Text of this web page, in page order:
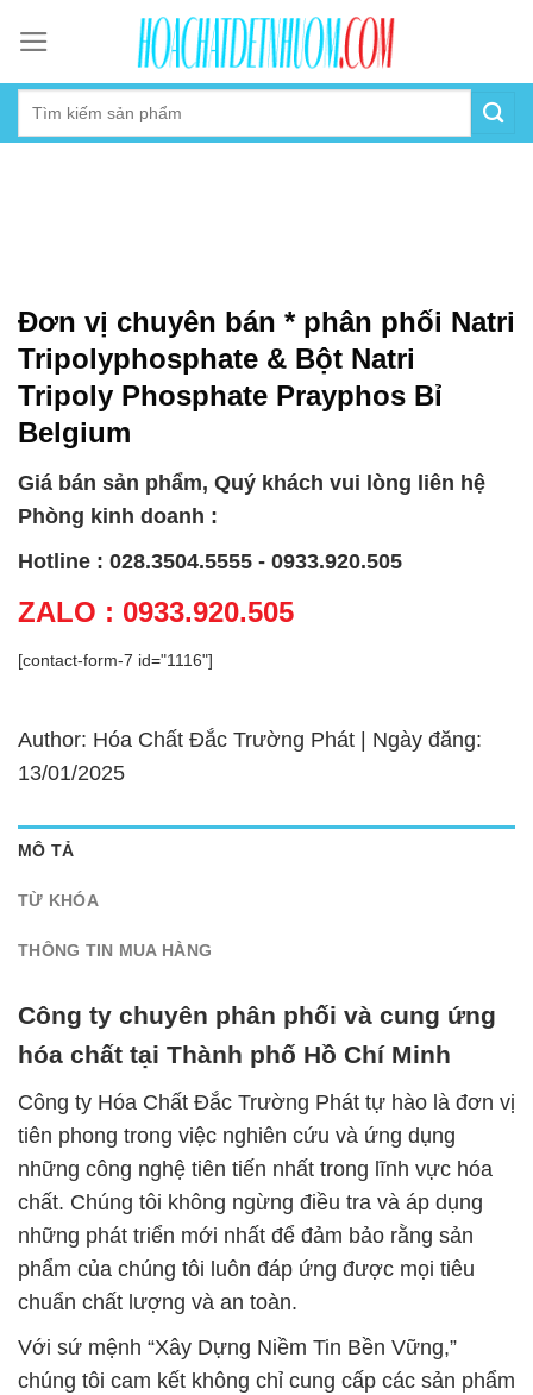
content
Đơn vị chuyên bán * phân phối Natri
Tripolyphosphate & Bột Natri
Tripoly Phosphate Prayphos Bỉ
Belgium
Giá bán sản phẩm, Quý khách vui lòng liên hệ
Phòng kinh doanh :
Hotline : 028.3504.5555 - 0933.920.505
ZALO : 0933.920.505
[contact-form-7 id="1116"]
Author: Hóa Chất Đắc Trường Phát | Ngày đăng:
13/01/2025
MÔ TẢ
TỪ KHÓA
THÔNG TIN MUA HÀNG
Công ty chuyên phân phối và cung ứng
hóa chất tại Thành phố Hồ Chí Minh
Công ty Hóa Chất Đắc Trường Phát tự hào là đơn vị
tiên phong trong việc nghiên cứu và ứng dụng
những công nghệ tiên tiến nhất trong lĩnh vực hóa
chất. Chúng tôi không ngừng điều tra và áp dụng
những phát triển mới nhất để đảm bảo rằng sản
phẩm của chúng tôi luôn đáp ứng được mọi tiêu
chuẩn chất lượng và an toàn.
Với sứ mệnh “Xây Dựng Niềm Tin Bền Vững,”
chúng tôi cam kết không chỉ cung cấp các sản phẩm